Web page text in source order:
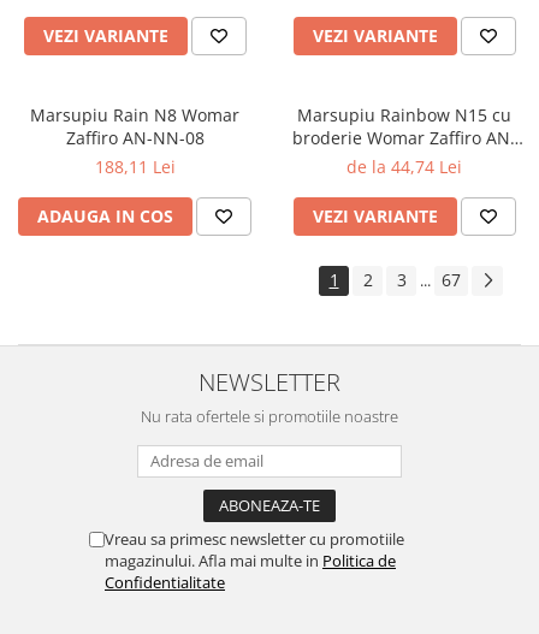
VEZI VARIANTE VEZI VARIANTE
Marsupiu Rain N8 Womar
Zaffiro AN-NN-08
188,11 Lei
ADAUGA IN COS
Marsupiu Rainbow N15 cu
broderie Womar Zaffiro AN-
NZ-15E
de la 44,74 Lei
VEZI VARIANTE
1 2 3 ... 67
NEWSLETTER
Nu rata ofertele si promotiile noastre
Vreau sa primesc newsletter cu promotiile
magazinului. Afla mai multe in Politica de
Confidentialitate